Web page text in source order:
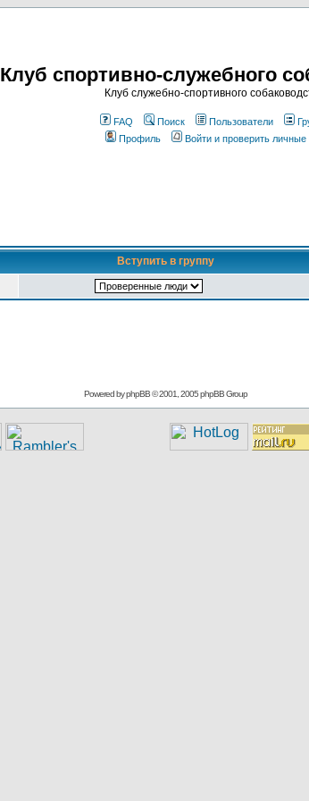
Клуб спортивно-служебного
Клуб служебно-спортивного
FAQ Поиск Пользователи
Профиль
Войти и проверить
Вступить в группу
Powered byphpBB© 2001, 2005 phpBB Group